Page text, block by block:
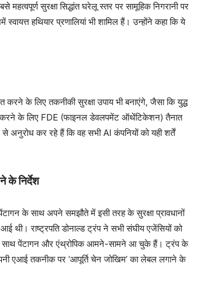
सुरक्षा सिद्धांत घरेलू स्तर पर सामूहिक निगरानी पर
हथियार प्रणालियां भी शामिल हैं। उन्होंने कहा कि ये
के लिए तकनीकी सुरक्षा उपाय भी बनाएंगे, जैसा कि युद्ध
करने के लिए FDE (फाइनल डेवलपमेंट ऑथेंटिकेशन) तैनात
अनुरोध कर रहे हैं कि वह सभी AI कंपनियों को यही शर्तें
के निर्देश
के साथ अपने समझौते में इसी तरह के सुरक्षा प्रावधानों
थी। राष्ट्रपति डोनाल्ड ट्रंप ने सभी संघीय एजेंसियों को
के साथ पेंटागन और एंथ्रोपिक आमने-सामने आ चुके हैं। ट्रंप के
एआई तकनीक पर ‘आपूर्ति चेन जोखिम’ का लेबल लगाने के